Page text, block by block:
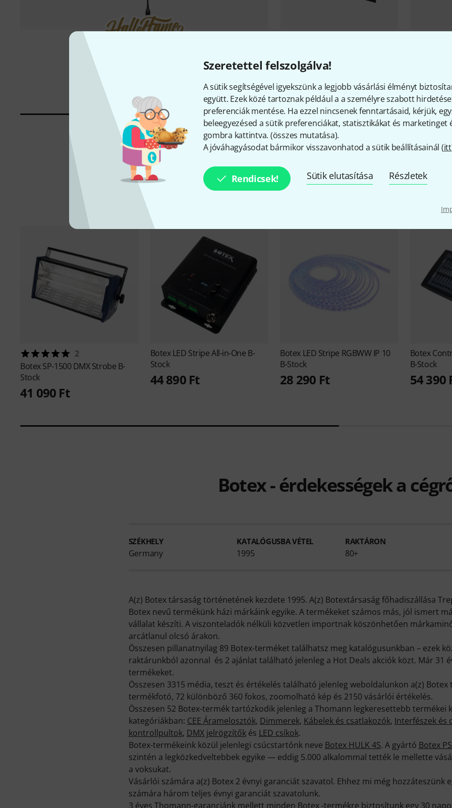
Szeretettel felszolgálva!
A sütik segítségével igyekszünk a legjobb vásárlási élményt
együtt. Ezek közé tartoznak például a a személyre szabott
preferenciák mentése. Ha ezzel nincsenek fenntartásaid, kérjük,
beleegyezésed a sütik preferenciákat, statisztikákat és marketinget
gombra kattintva. (összes mutatása).
A jóváhagyásodat bármikor visszavonhatod a sütik beállításainál (itt
Rendicsek! Sütik elutasítása Részletek
131 600 Ft
Botex akciói
2
BotexSP-1500 DMX Strobe B-
Stock
41 090 Ft
BotexLED Stripe All-in-One B-
Stock
44 890 Ft
Botex LED Stripe RGBWW IP 10
B-Stock
28 290 Ft
Botex
B-Stock
54 390
Botex - érdekességek a
SZÉKHELY
Germany
KATALÓGUSBA VÉTEL
1995
RAKTÁRON
80+
A(z) Botex társaság történetének kezdete 1995. A(z) Botextársaság főhadiszállása
Botex nevű termékünk házi márkáink egyike. A termékeket számos más, jól ismert
vállalat készíti. A viszonteladók nélküli közvetlen importnak köszönhetően
arcátlanul olcsó árakon.
Összesen pillanatnyilag 89 Botex-terméket találhatsz meg katalógusunkban – ezek
raktárunkból azonnal és 2 ajánlat található jelenleg a Hot Deals akciók közt. Már 31
termékeket.
Összesen 3315 média, teszt és értékelés található jelenleg weboldalunkon a(z)
termékfotó, 72 különböző 360 fokos, zoomolható kép és 2150 vásárlói értékelés.
Összesen 52 Botex-termék tartózkodik jelenleg a Thomann legkeresettebb termékei
kategóriákban: CEE Áramelosztók, Dimmerek, Kábelek és csatlakozók, Interfészek és
kontrollpultok, DMX jelrögzítőkés LED csíkok.
Botex-termékeink közül jelenlegi csúcstartónk neve Botex HULK 4S. A gyártó Botex
szintén a legközkedveltebbek egyike — eddig 5.000 alkalommal tették le mellette
a voksukat.
Vásárlói számára a(z) Botex 2 évnyi garanciát szavatol. Ehhez mi még hozzáteszünk
számára három teljes évnyi garanciát szavatolunk.
3 éves Thomann-garanciánk mellett minden Botex -termékre biztosítunk egy 30